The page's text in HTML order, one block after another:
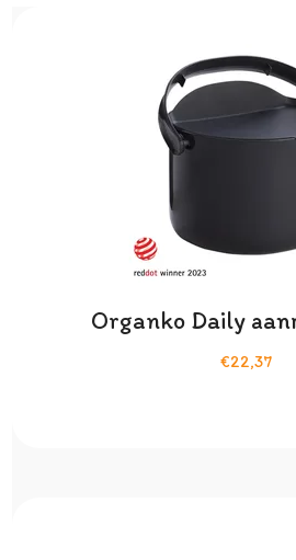
Organko Daily
€22,37